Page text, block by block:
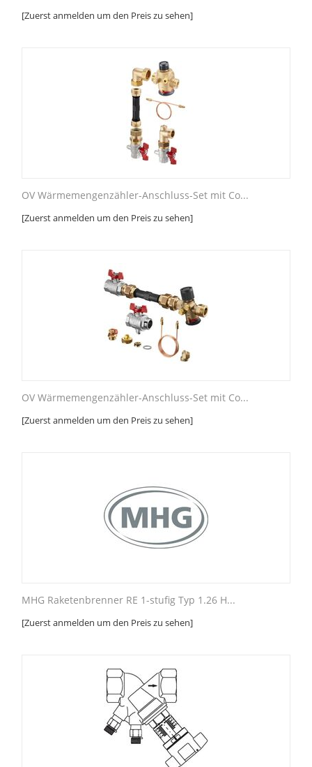
[Zuerst anmelden um den Preis zu sehen]
OV Wärmemengenzähler-Anschluss-Set mit Co...
[Zuerst anmelden um den Preis zu sehen]
OV Wärmemengenzähler-Anschluss-Set mit Co...
[Zuerst anmelden um den Preis zu sehen]
MHG Raketenbrenner RE 1-stufig Typ 1.26 H...
[Zuerst anmelden um den Preis zu sehen]